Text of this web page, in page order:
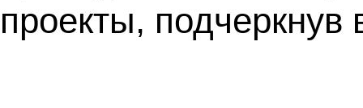
проекты, подчеркнув